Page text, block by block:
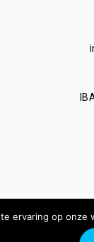
ervaring op